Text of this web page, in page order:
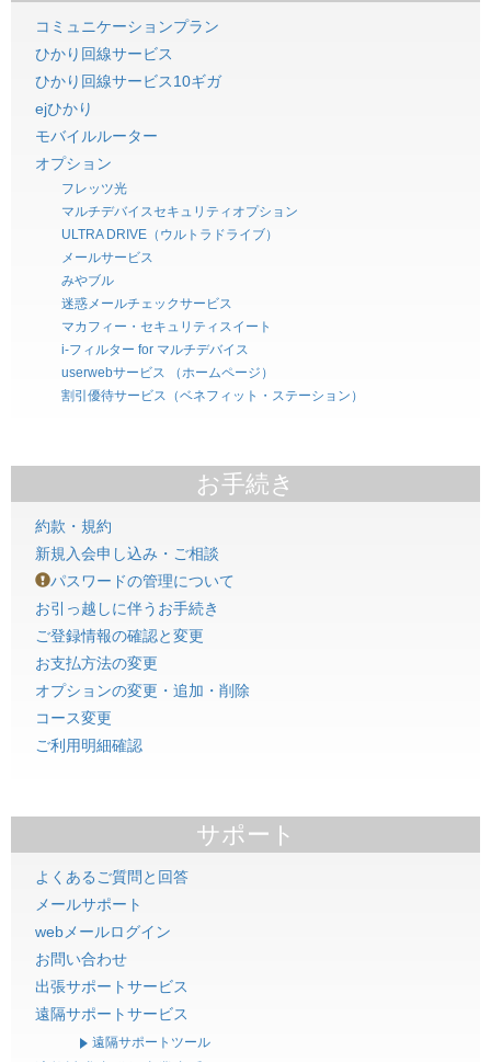
コミュニケーションプラン
ひかり回線サービス
ひかり回線サービス10ギガ
ejひかり
モバイルルーター
オプション
フレッツ光
マルチデバイスセキュリティオプション
ULTRA DRIVE（ウルトラドライブ）
メールサービス
みやブル
迷惑メールチェックサービス
マカフィー・セキュリティスイート
i-フィルター for マルチデバイス
userwebサービス （ホームページ）
割引優待サービス（ベネフィット・ステーション）
お手続き
約款・規約
新規入会申し込み・ご相談
パスワードの管理について
お引っ越しに伴うお手続き
ご登録情報の確認と変更
お支払方法の変更
オプションの変更・追加・削除
コース変更
ご利用明細確認
サポート
よくあるご質問と回答
メールサポート
webメールログイン
お問い合わせ
出張サポートサービス
遠隔サポートサービス
遠隔サポートツール